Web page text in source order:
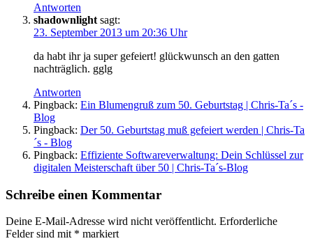
Antworten
shadownlight sagt:
23. September 2013 um 20:36 Uhr
da habt ihr ja super gefeiert! glückwunsch an den gatten
nachträglich. gglg
Antworten
Pingback: Ein Blumengruß zum 50. Geburtstag | Chris-Ta´s -
Blog
Pingback: Der 50. Geburtstag muß gefeiert werden | Chris-Ta
´s - Blog
Pingback: Effiziente Softwareverwaltung: Dein Schlüssel zur
digitalen Meisterschaft über 50 | Chris-Ta´s-Blog
Schreibe einen Kommentar
Deine E-Mail-Adresse wird nicht veröffentlicht. Erforderliche
Felder sind mit * markiert